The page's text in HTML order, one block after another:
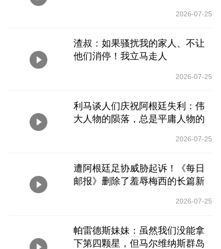
2026-07-25
渣叔：如果骚扰我的家人、不让
他们消停！我立马走人
2026-07-25
利马谈人们庆祝阿根廷失利：伟
大人物的陨落，总是平庸人物的
2026-07-25
遭阿根廷足协威胁起诉！《每日
邮报》删除了羞辱梅西的长篇新
2026-07-25
帕雷德斯妹妹：虽然我们没能拿
下第四颗星，但马尔维纳斯群岛